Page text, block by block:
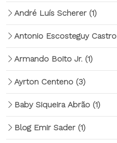
André Luís Scherer (1)
Antonio Escosteguy Castro
Armando Boito Jr. (1)
Ayrton Centeno (3)
Baby Siqueira Abrão (1)
Blog Emir Sader (1)